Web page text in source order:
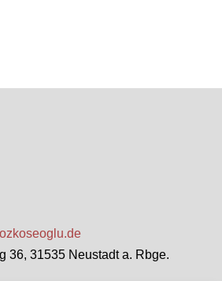
36, 31535 Neustadt a. Rbge.